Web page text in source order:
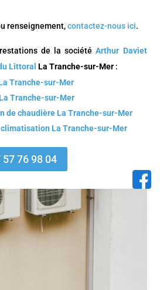
renseignement,contactez-nous ici.
de la sociétéArthur Daviet
Littoral La Tranche-sur-Mer :
Tranche-sur-Mer
Tranche-sur-Mer
de chaudière La Tranche-sur-Mer
La Tranche-sur-Mer
57 76 98 04